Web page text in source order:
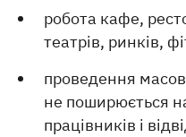
робота кафе,
театрів, ринків,
проведення
не поширюється
працівників і